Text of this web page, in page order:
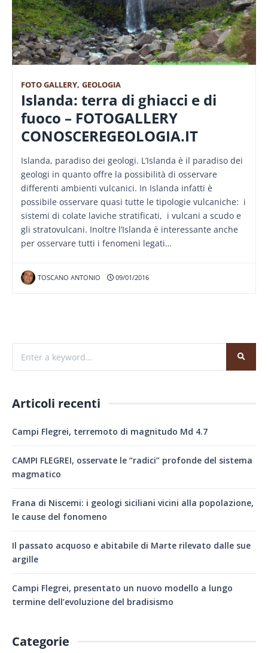
FOTO GALLERY, GEOLOGIA
Islanda: terra di ghiacci e di
fuoco – FOTOGALLERY
CONOSCEREGEOLOGIA.IT
Islanda, paradiso dei geologi. L’Islanda è il paradiso dei
geologi in quanto offre la possibilità di osservare
differenti ambienti vulcanici. In Islanda infatti è
possibile osservare quasi tutte le tipologie vulcaniche: i
sistemi di colate laviche stratificati, i vulcani a scudo e
gli stratovulcani. Inoltre l’Islanda è interessante anche
per osservare tutti i fenomeni legati…
TOSCANO ANTONIO 09/01/2016
Articoli recenti
Campi Flegrei, terremoto di magnitudo Md 4.7
CAMPI FLEGREI, osservate le “radici” profonde del sistema
magmatico
Frana di Niscemi: i geologi siciliani vicini alla popolazione,
le cause del fonomeno
Il passato acquoso e abitabile di Marte rilevato dalle sue
argille
Campi Flegrei, presentato un nuovo modello a lungo
termine dell’evoluzione del bradisismo
Categorie